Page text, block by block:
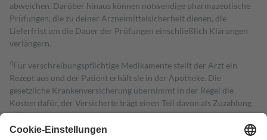
abweichen. Darüber hinaus können notwendige pharmazeutische
Prüfungen, die zu deiner Arzneimittelsicherheit dienen, die
Lieferfrist um die Dauer der Prüfungen einschließlich Klärungen
verlängern.
4Für verschreibungspflichtige Medikamente stellt der Arzt ein
Rezept aus und der Patient erhält sie in der Apotheke. Die
gesetzliche Krankenversicherung übernimmt in der Regel die
Kosten dafür, der Versicherte trägt einen Teil davon als Zuzahlung
mit.
Grundsätzlich leisten Mitglieder Zuzahlungen in Höhe von zehn